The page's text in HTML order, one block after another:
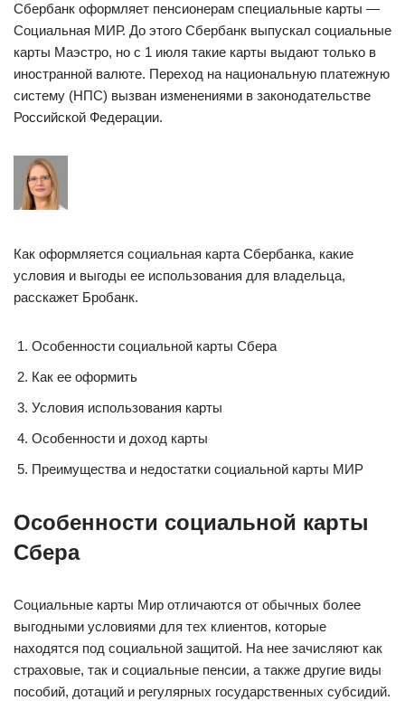
Сбербанк оформляет пенсионерам специальные карты —
Социальная МИР. До этого Сбербанк выпускал социальные
карты Маэстро, но с 1 июля такие карты выдают только в
иностранной валюте. Переход на национальную платежную
систему (НПС) вызван изменениями в законодательстве
Российской Федерации.
Как оформляется социальная карта Сбербанка, какие
условия и выгоды ее использования для владельца,
расскажет Бробанк.
Особенности социальной карты Сбера
Как ее оформить
Условия использования карты
Особенности и доход карты
Преимущества и недостатки социальной карты МИР
Особенности социальной карты
Сбера
Социальные карты Мир отличаются от обычных более
выгодными условиями для тех клиентов, которые
находятся под социальной защитой. На нее зачисляют как
страховые, так и социальные пенсии, а также другие виды
пособий, дотаций и регулярных государственных субсидий.